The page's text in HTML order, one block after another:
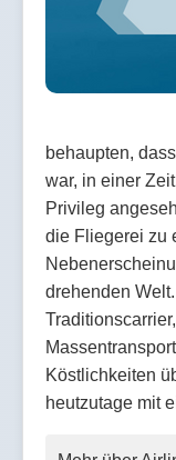
behaupten,
war, in einer
Privileg
die Fliegerei zu
drehenden
Köstlichkeiten
heutzutage mit